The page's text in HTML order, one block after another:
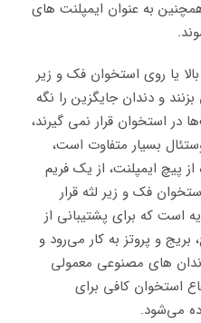
به عنوان ایمپلنت های
.
یا روی استخوان فک و زیر
بزنند و دندان جایگزین را نگه
در استخوان قرار نمی گیرند،
بسیار متفاوت است،
پیچ ایمپلنت، از یک فریم
فک و زیر لثه قرار
است که برای پشتیبانی از
بریج و پروتز به کار می‌رود و
دندان های مصنوعی معمولی
استخوان کافی برای
می‌شود.